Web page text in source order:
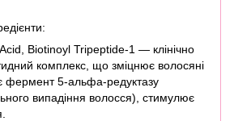
Biotinoyl Tripeptide-1 — клінічно
комплекс, що зміцнює волосяні
фермент 5-альфа-редуктазу
випадіння волосся), стимулює